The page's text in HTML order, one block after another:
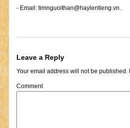
- Email: timnguoithan@haylentieng.vn.
Leave a Reply
Your email address will not be published.
Comment